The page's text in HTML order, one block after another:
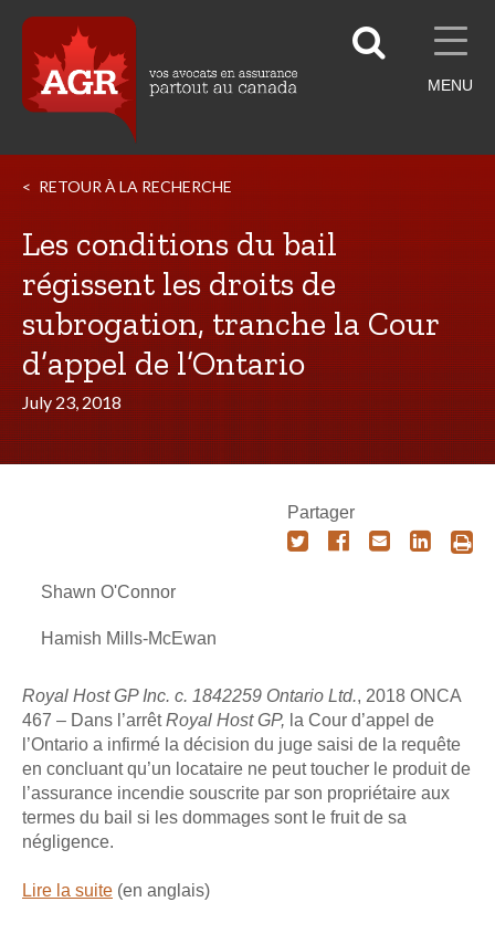
MENU
RETOUR À LA RECHERCHE
Les conditions du bail
régissent les droits de
subrogation, tranche la Cour
d’appel de l’Ontario
July 23, 2018
Shawn O'Connor
Hamish Mills-McEwan
Partager
Royal Host GP Inc. c. 1842259 Ontario Ltd., 2018 ONCA
467 – Dans l’arrêtRoyal Host GP, la Cour d’appel de
l’Ontario a infirmé la décision du juge saisi de la requête
en concluant qu’un locataire ne peut toucher le produit de
l’assurance incendie souscrite par son propriétaire aux
termes du bail si les dommages sont le fruit de sa
négligence.
Lire la suite (en anglais)